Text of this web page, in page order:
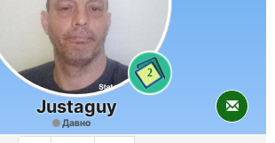
2
Justaguy
Давно